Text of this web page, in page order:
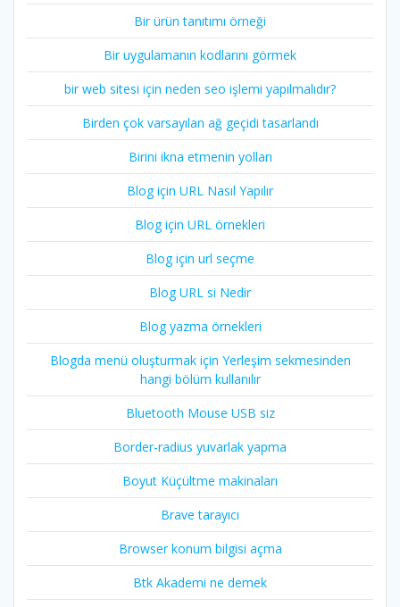
Bir ürün tanıtımı örneği
Bir uygulamanın kodlarını görmek
bir web sitesi için neden seo işlemi yapılmalıdır?
Birden çok varsayılan ağ geçidi tasarlandı
Birini ikna etmenin yolları
Blog için URL Nasıl Yapılır
Blog için URL örnekleri
Blog için url seçme
Blog URL si Nedir
Blog yazma örnekleri
Blogda menü oluşturmak için Yerleşim sekmesinden
hangi bölüm kullanılır
Bluetooth Mouse USB siz
Border-radius yuvarlak yapma
Boyut Küçültme makinaları
Brave tarayıcı
Browser konum bilgisi açma
Btk Akademi ne demek